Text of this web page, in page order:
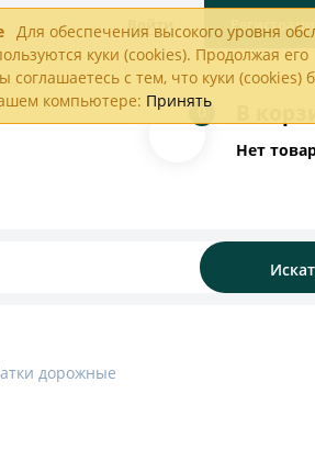
Для обеспечения высокого уровня
куки (cookies). Продолжая его
соглашаетесь с тем, что куки (cookies)
компьютере: Принять
Войти
0
Нет
дорожные